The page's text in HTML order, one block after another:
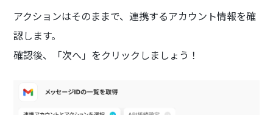
アクションはそのままで、連携するアカウント情報を確
認します。
確認後、「次へ」をクリックしましょう！